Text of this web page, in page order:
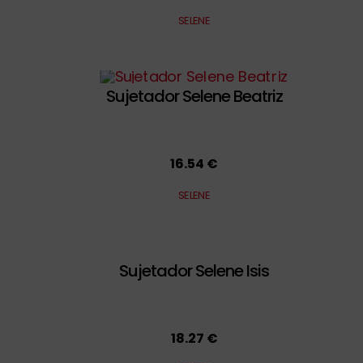
SELENE
Sujetador Selene Beatriz
16.54 €
SELENE
Sujetador Selene Isis
18.27 €